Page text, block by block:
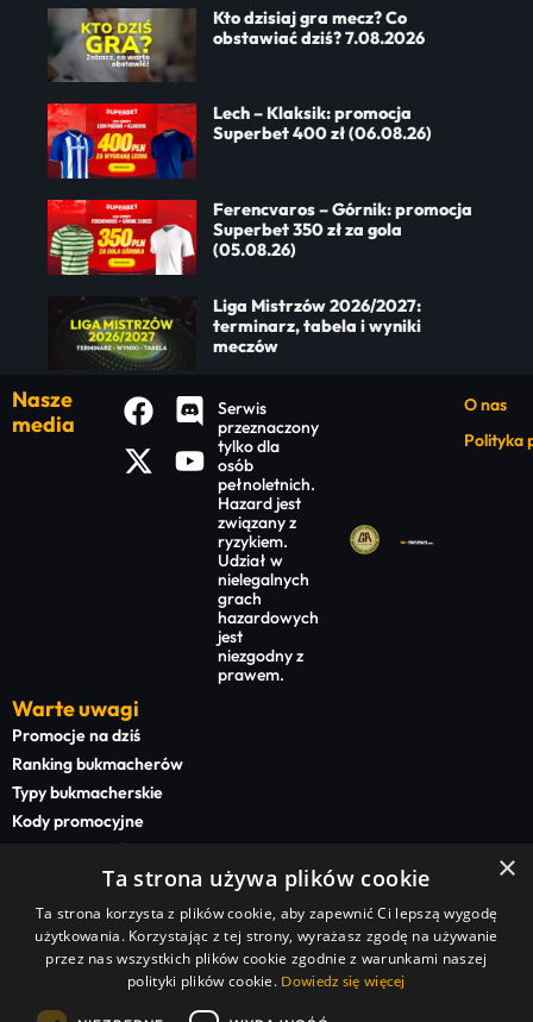
Kto dzisiaj gra mecz? Co
obstawiać dziś? 7.08.2026
Lech – Klaksik: promocja
Superbet 400 zł (06.08.26)
Ferencvaros – Górnik: promocja
Superbet 350 zł za gola
(05.08.26)
Liga Mistrzów 2026/2027:
terminarz, tabela i wyniki
meczów
Nasze
media
Serwis
przeznaczony
tylko dla
osób
pełnoletnich.
Hazard jest
związany z
ryzykiem.
Udział w
nielegalnych
grach
hazardowych
jest
niezgodny z
prawem.
O nas
Polityka
Warte uwagi
Promocje na dziś
Ranking bukmacherów
Typy bukmacherskie
Kody promocyjne
Newsy bukmacherskie
Na start
Superbet kod promocyjny
STS kod promocyjny
BETFAN kod promocyjny
×
Ta strona używa plików cookie
Ta strona korzysta z plików cookie, aby zapewnić Ci lepszą wygodę
użytkowania. Korzystając z tej strony, wyrażasz zgodę na używanie
przez nas wszystkich plików cookie zgodnie z warunkami naszej
polityki plików cookie. Dowiedz się więcej